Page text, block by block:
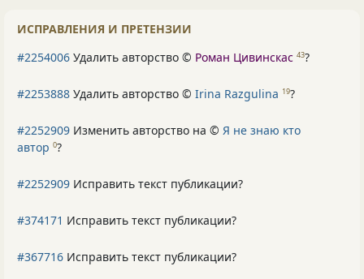
ИСПРАВЛЕНИЯ И ПРЕТЕНЗИИ
#2254006 Удалить авторство © Роман Цивинскас 43?
#2253888 Удалить авторство © Irina Razgulina 19?
#2252909 Изменить авторство на © Я не знаю кто
автор 0?
#2252909 Исправить текст публикации?
#374171 Исправить текст публикации?
#367716 Исправить текст публикации?